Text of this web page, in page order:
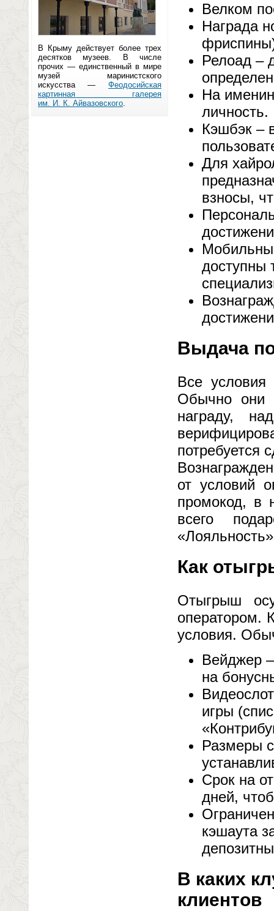
В Крыму действует более трех
десятков музеев. В числе
прочих — единственный в мире
музей маринистского
искусства — Феодосийская
картинная галерея
им. И. К. Айвазовского.
Велком
Награда
Релоад –
На
личность.
Кэшбэк –
Для
взносы,
доступны
Выдача
Все условия
Обычно они
награду,
потребуется
от условий
промокод, в
всего
Как
Отыгрыш
оператором.
условия.
Вейджер –
на
игры
Размеры
Срок на
дней,
кэшаута
В каких
клиентов